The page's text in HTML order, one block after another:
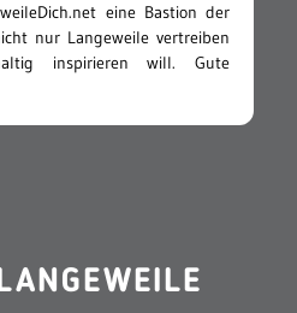
eine Bastion der
nur Langeweile vertreiben
inspirieren will. Gute